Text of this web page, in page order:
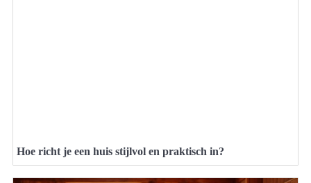
Hoe richt je een huis stijlvol en praktisch in?